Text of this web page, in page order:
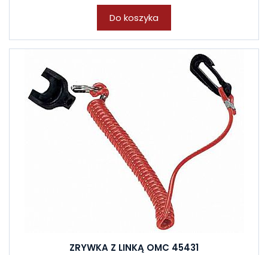
Do koszyka
ZRYWKA Z LINKĄ OMC 45431